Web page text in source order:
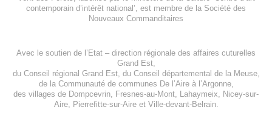
contemporain d’intérêt national’, est membre de la Société des
Nouveaux Commanditaires
Avec le soutien de l’Etat – direction régionale des affaires cuturelles
Grand Est,
du Conseil régional Grand Est, du Conseil départemental de la Meuse,
de la Communauté de communes De l’Aire à l’Argonne,
des villages de Dompcevrin Fresnes-au-Mont Lahaymeix
Nicey-sur-
Aire, Pierrefitte-sur-Aireet Ville-devant-Belrain.